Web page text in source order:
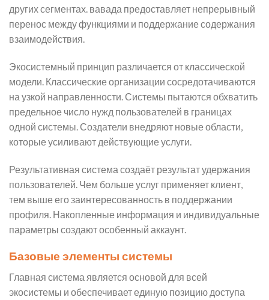
других сегментах. вавада предоставляет непрерывный
перенос между функциями и поддержание содержания
взаимодействия.
Экосистемный принцип различается от классической
модели. Классические организации сосредотачиваются
на узкой направленности. Системы пытаются обхватить
предельное число нужд пользователей в границах
одной системы. Создатели внедряют новые области,
которые усиливают действующие услуги.
Результативная система создаёт результат удержания
пользователей. Чем больше услуг применяет клиент,
тем выше его заинтересованность в поддержании
профиля. Накопленные информация и индивидуальные
параметры создают особенный аккаунт.
Базовые элементы системы
Главная система является основой для всей
экосистемы и обеспечивает единую позицию доступа